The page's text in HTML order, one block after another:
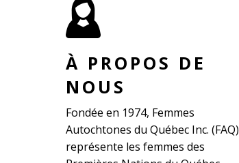
À PROPOS DE
NOUS
Fondée en 1974, Femmes
Autochtones du Québec Inc. (FAQ)
représente les femmes des